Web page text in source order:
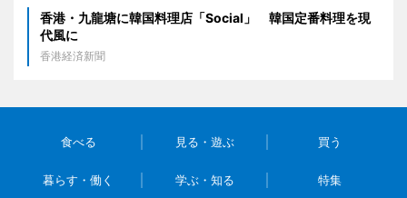
香港・九龍塘に韓国料理店「Social」 韓国定番料理を現
代風に
香港経済新聞
食べる 見る・遊ぶ 買う
暮らす・働く 学ぶ・知る 特集